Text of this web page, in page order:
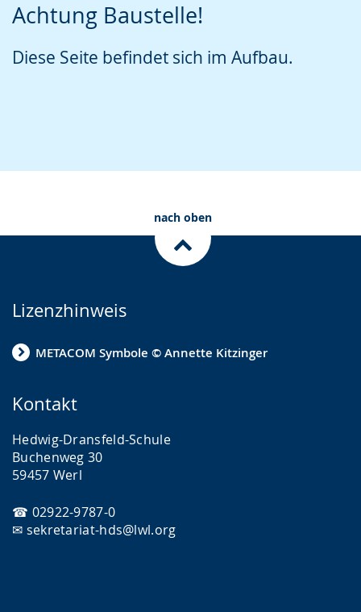
Achtung Baustelle!
Diese Seite befindet sich im Aufbau.
nach oben
Lizenzhinweis
METACOM Symbole © Annette Kitzinger
Kontakt
Hedwig-Dransfeld-Schule
Buchenweg 30
59457 Werl
☎ 02922-9787-0
✉ sekretariat-hds@lwl.org